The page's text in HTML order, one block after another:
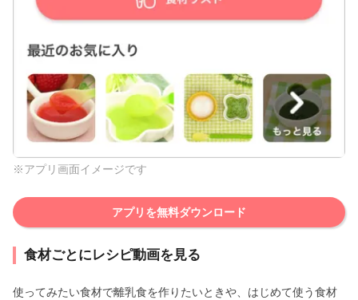
※アプリ画面イメージです
アプリを無料ダウンロード
食材ごとにレシピ動画を見る
使ってみたい食材で離乳食を作りたいときや、はじめて使う食材